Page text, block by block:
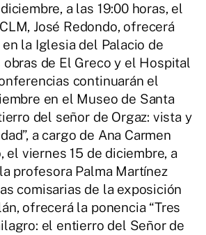
a las 19:00 horas, el
José Redondo, ofrecerá
la Iglesia del Palacio de
obras de El Greco y el Hospital
continuarán el
en el Museo de Santa
del señor de Orgaz: vista y
a cargo de Ana Carmen
el viernes 15 de diciembre, a
profesora Palma Martínez
comisarias de la exposición
ofrecerá la ponencia “Tres
el entierro del Señor de